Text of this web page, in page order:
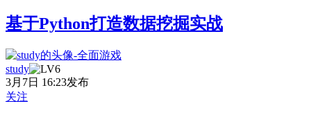
基于Python打造数据挖掘实战
study
3月7日 16:23发布
关注